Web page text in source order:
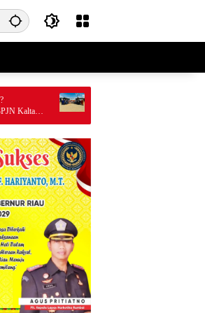
Mahasiswa Teknik Perminyakan UIR Belajar
Langsung di Lapangan, Dalami Proses
Migas di PT APG Westkampar Indonesia